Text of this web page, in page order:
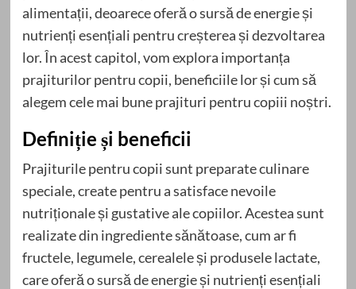
alimentații, deoarece oferă o sursă de energie și
nutrienți esențiali pentru creșterea și dezvoltarea
lor. În acest capitol, vom explora importanța
prajiturilor pentru copii, beneficiile lor și cum să
alegem cele mai bune prajituri pentru copiii noștri.
Definiție și beneficii
Prajiturile pentru copii sunt preparate culinare
speciale, create pentru a satisface nevoile
nutriționale și gustative ale copiilor. Acestea sunt
realizate din ingrediente sănătoase, cum ar fi
fructele, legumele, cerealele și produsele lactate,
care oferă o sursă de energie și nutrienți esențiali